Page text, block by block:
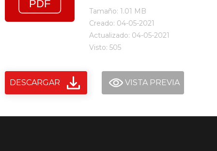
Tamaño: 1.01 MB
Creado: 04-05-2021
Actualizado: 04-05-2021
Visto: 505
DESCARGAR VISTA PREVIA